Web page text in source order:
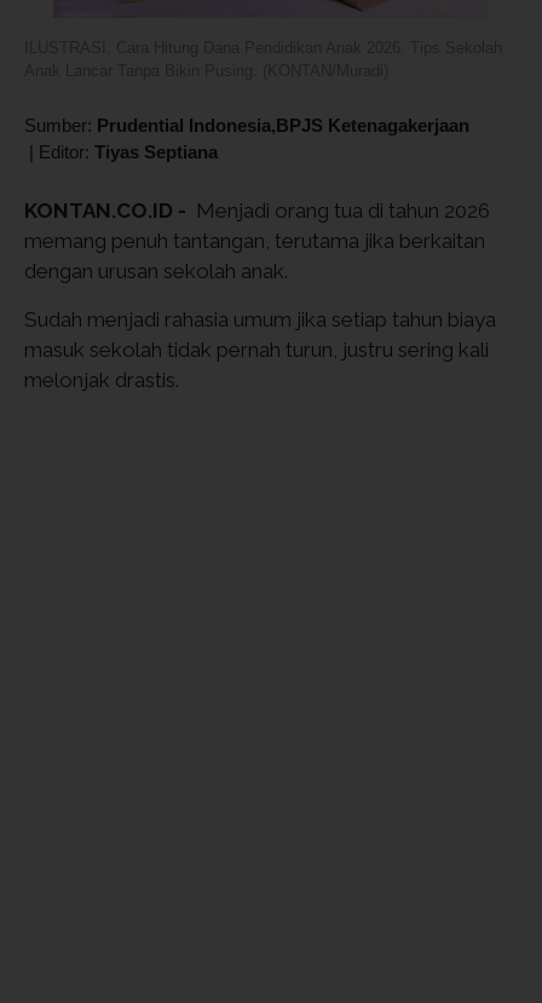
Sumber: Prudential Indonesia,BPJS Ketenagakerjaan
| Editor: Tiyas Septiana
KONTAN.CO.ID - Menjadi orang tua di tahun 2026
memang penuh tantangan, terutama jika berkaitan
dengan urusan sekolah anak.
Sudah menjadi rahasia umum jika setiap tahun biaya
masuk sekolah tidak pernah turun, justru sering kali
melonjak drastis.